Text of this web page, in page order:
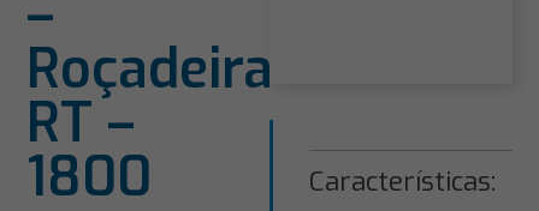
Características:
–
Roçadeira
RT –
1800